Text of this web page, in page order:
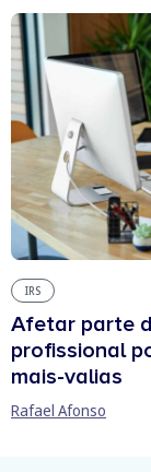
IRS
Afetar parte
profissional
mais-valias
Rafael Afonso